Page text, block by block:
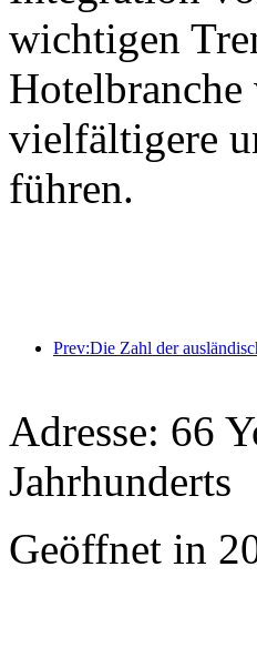
wichtigen
vielfältigere
führen.
Adresse: 66
Jahrhunderts
Geöffnet in